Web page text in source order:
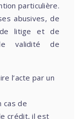
particulière.
abusives, de
litige et de
validité de
l’acte par un
cas de
crédit, il est